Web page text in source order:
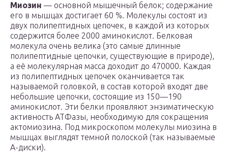
Миозин — основной мышечный белок; содержание
его в мышцах достигает 60 %. Молекулы состоят из
двух полипептидных цепочек, в каждой из которых
содержится более 2000 аминокислот. Белковая
молекула очень велика (это самые длинные
полипептидные цепочки, существующие в природе),
а её молекулярная масса доходит до 470000. Каждая
из полипептидных цепочек оканчивается так
называемой головкой, в состав которой входят две
небольшие цепочки, состоящие из 150—190
аминокислот. Эти белки проявляют энзиматическую
активность АТФазы, необходимую для сокращения
актомиозина. Под микроскопом молекулы миозина в
мышцах выглядят темной полоской (так называемые
А-диски).